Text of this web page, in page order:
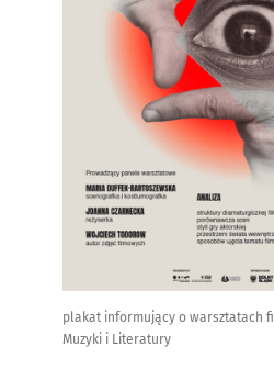
plakat informujący o warsztatach
Muzyki i Literatury